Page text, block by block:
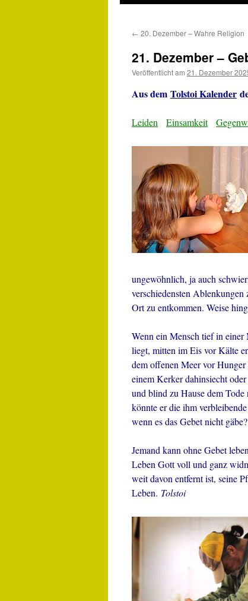
← 20. Dezember – Wahre Religion
21. Dezember –
Veröffentlicht am 21. Dezember
Aus dem Tolstoi Kalender
Leiden Einsamkeit
ungewöhnlich, ja auch
verschiedensten Ablenkungen
Ort zu entkommen. Weise
Wenn ein Mensch tief in einer
liegt, mitten im Eis vor Kälte
dem offenen Meer vor Hunger
einem Kerker dahinsiecht
und blind zu Hause dem Tode
könnte er die ihm
wenn es das Gebet nicht gäbe?
Jemand kann ohne Gebet
Leben Gott voll und ganz
weit davon entfernt ist, seine
Leben. Tolstoi